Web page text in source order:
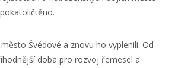
Švédové a znovu ho vyplenili. Od
doba pro rozvoj řemesel a